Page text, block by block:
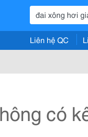
Liên hệ QC
có